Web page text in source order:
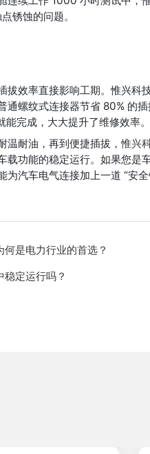
锈蚀的问题。
拔效率直接影响工期。惟兴科
通螺纹式连接器节省 80% 的
完成，大大提升了维修效率。
温耐油，再到便捷插拔，惟兴
功能的稳定运行。如果您是
汽车电气连接加上一道 “安全
是电力行业的首选？
定运行吗？